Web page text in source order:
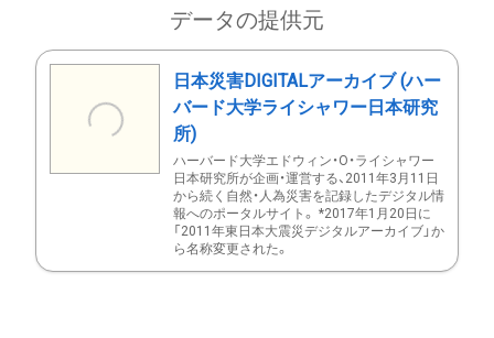
データの提供元
日本災害DIGITALアーカイブ (ハー
バード大学ライシャワー日本研究
所)
ハーバード大学エドウィン・O・ライシャワー
日本研究所が企画・運営する、2011年3月11日
から続く自然・人為災害を記録したデジタル情
報へのポータルサイト。 *2017年1月20日に
「2011年東日本大震災デジタルアーカイブ」か
ら名称変更された。